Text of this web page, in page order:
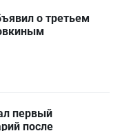
о третьем
первый
после